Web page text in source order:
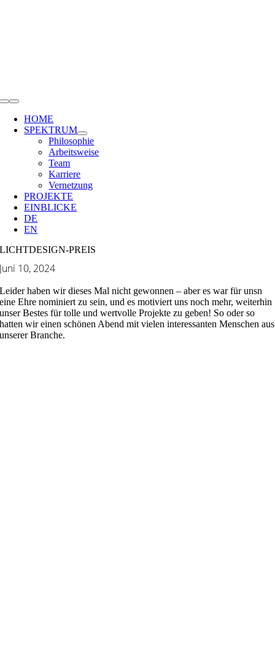
Toggle
Navigation
HOME
SPEKTRUM
Philosophie
Arbeitsweise
Team
Karriere
Vernetzung
PROJEKTE
EINBLICKE
DE
EN
LICHTDESIGN-PREIS
Juni 10, 2024
Leider haben wir dieses Mal nicht gewonnen – aber es war für unsn
eine Ehre nominiert zu sein, und es motiviert uns noch mehr, weiterhin
unser Bestes für tolle und wertvolle Projekte zu geben! So oder so
hatten wir einen schönen Abend mit vielen interessanten Menschen aus
unserer Branche.